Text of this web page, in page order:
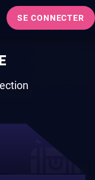
SE CONNECTER